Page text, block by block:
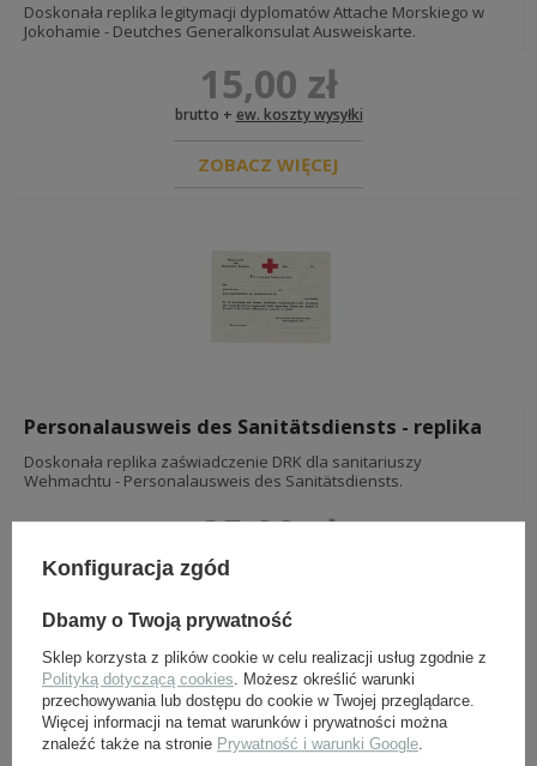
Doskonała replika legitymacji dyplomatów Attache Morskiego w
Jokohamie - Deutches Generalkonsulat Ausweiskarte.
15,00 zł
brutto + ew. koszty wysyłki
ZOBACZ WIĘCEJ
Personalausweis des Sanitätsdiensts - replika
Doskonała replika zaświadczenie DRK dla sanitariuszy
Wehmachtu - Personalausweis des Sanitätsdiensts.
25,00 zł
brutto +
ZOBACZ WIĘCEJ
Konfiguracja zgód
Dbamy o Twoją prywatność
Sklep korzysta z plików cookie w celu realizacji usług zgodnie z
Polityką dotyczącą cookies. Możesz określić warunki
przechowywania lub dostępu do cookie w Twojej przeglądarce.
Więcej informacji na temat warunków i prywatności można
znaleźć także na stronie Prywatność i warunki Google.